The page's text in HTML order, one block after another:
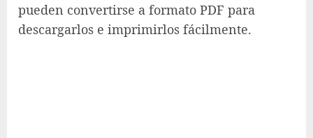
pueden convertirse a formato PDF para
descargarlos e imprimirlos fácilmente.